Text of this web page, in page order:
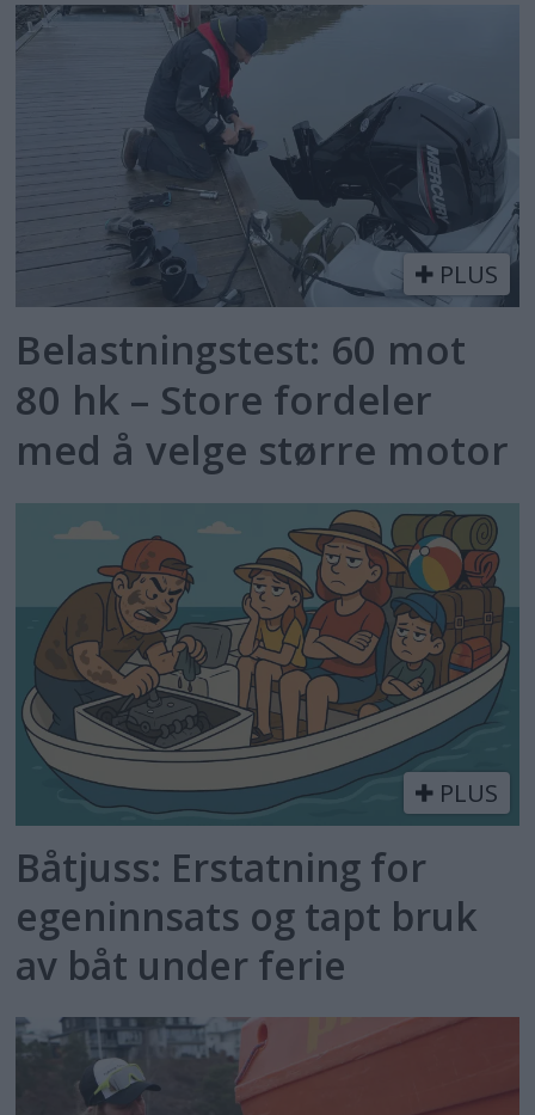
PLUS
Belastningstest: 60 mot
80 hk – Store fordeler
med å velge større motor
PLUS
Båtjuss: Erstatning for
egeninnsats og tapt bruk
av båt under ferie